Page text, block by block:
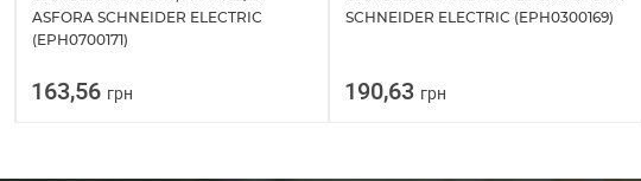
ASFORA SCHNEIDER ELECTRIC
(EPH0700171)
163,56 грн
SCHNEIDER ELECTRIC (EPH0300169)
190,63 грн